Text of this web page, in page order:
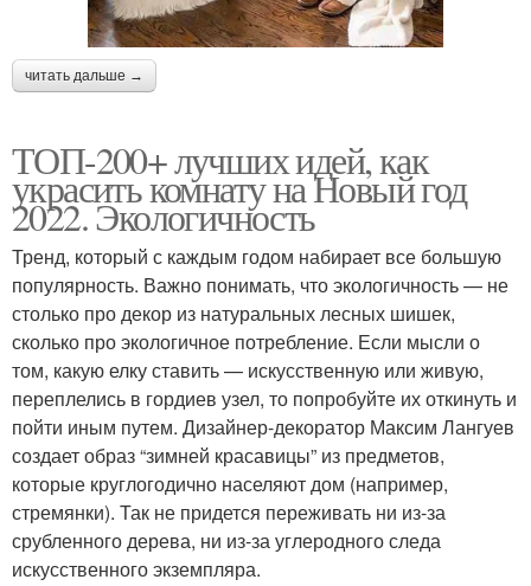
читать дальше →
ТОП-200+ лучших идей, как
украсить комнату на Новый год
2022. Экологичность
Тренд, который с каждым годом набирает все большую
популярность. Важно понимать, что экологичность — не
столько про декор из натуральных лесных шишек,
сколько про экологичное потребление. Если мысли о
том, какую елку ставить — искусственную или живую,
переплелись в гордиев узел, то попробуйте их откинуть и
пойти иным путем. Дизайнер-декоратор Максим Лангуев
создает образ “зимней красавицы” из предметов,
которые круглогодично населяют дом (например,
стремянки). Так не придется переживать ни из-за
срубленного дерева, ни из-за углеродного следа
искусственного экземпляра.